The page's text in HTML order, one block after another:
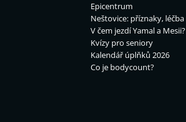
Epicentrum
Neštovice: příznaky, léčba
V čem jezdí Yamal a Mesii?
Kvízy pro seniory
Kalendář úplňků 2026
Co je bodycount?